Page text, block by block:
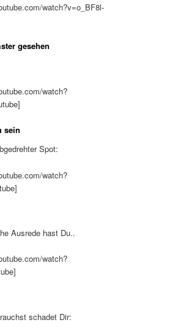
watch?v=o_BF8l-
gesehen
watch?
sein
Spot:
watch?
Ausrede hast Du..
watch?
schadet Dir: